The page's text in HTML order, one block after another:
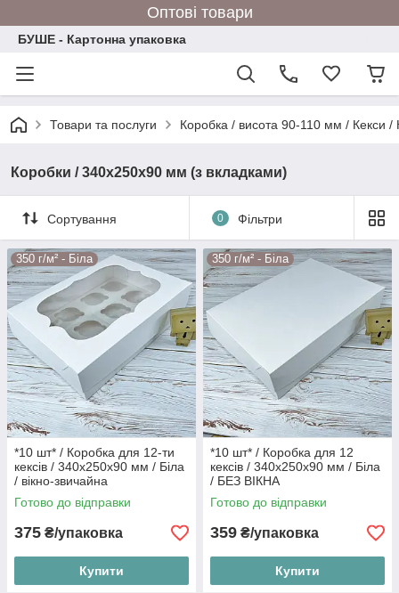
Оптові товари
БУШЕ - Картонна упаковка
Товари та послуги Коробка / висота 90-110 мм / Кекси /
Коробки / 340х250х90 мм (з вкладками)
Сортування 0 Фільтри
350 г/м² - Біла
*10 шт* / Коробка для 12-ти
кексів / 340х250х90 мм / Біла
/ вікно-звичайна
Готово до відправки
375 ₴/упаковка
Купити
350 г/м² - Біла
*10 шт* / Коробка для 12
кексів / 340х250х90 мм / Біла
/ БЕЗ ВІКНА
Готово до відправки
359 ₴/упаковка
Купити